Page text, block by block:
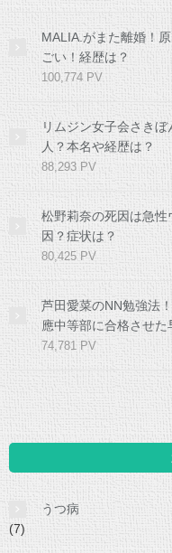
MALIA.がまた離婚！
ごい！経歴は？
100,774 PV
リムジン女子会さき
人？本名や経歴は？
88,293 PV
松野莉奈の死因は急
因？症状は？
80,425 PV
芦田愛菜のNN勉強法
應中等部に合格させ
74,781 PV
うつ病
(7)